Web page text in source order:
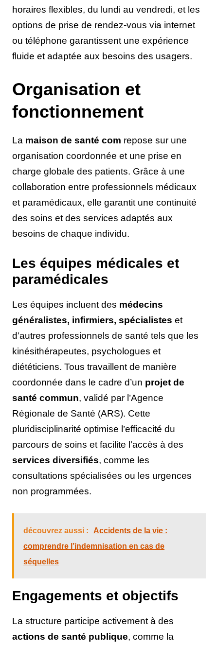
horaires flexibles, du lundi au vendredi, et les
options de prise de rendez-vous via internet
ou téléphone garantissent une expérience
fluide et adaptée aux besoins des usagers.
Organisation et
fonctionnement
La maison de santé com repose sur une
organisation coordonnée et une prise en
charge globale des patients. Grâce à une
collaboration entre professionnels médicaux
et paramédicaux, elle garantit une continuité
des soins et des services adaptés aux
besoins de chaque individu.
Les équipes médicales et
paramédicales
Les équipes incluent des médecins
généralistes, infirmiers, spécialistes et
d’autres professionnels de santé tels que les
kinésithérapeutes, psychologues et
diététiciens. Tous travaillent de manière
coordonnée dans le cadre d’un projet de
santé commun, validé par l’Agence
Régionale de Santé (ARS). Cette
pluridisciplinarité optimise l’efficacité du
parcours de soins et facilite l’accès à des
services diversifiés, comme les
consultations spécialisées ou les urgences
non programmées.
découvrez aussi :
Accidents de la vie :
comprendre l’indemnisation en cas de
séquelles
Engagements et objectifs
La structure participe activement à des
actions de santé publique, comme la